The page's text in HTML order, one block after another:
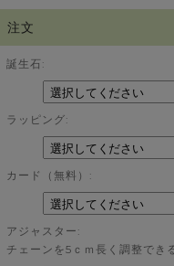
注文
誕生石:
ラッピング:
カード（無料）:
アジャスター:
チェーンを5ｃｍ長く調整でき